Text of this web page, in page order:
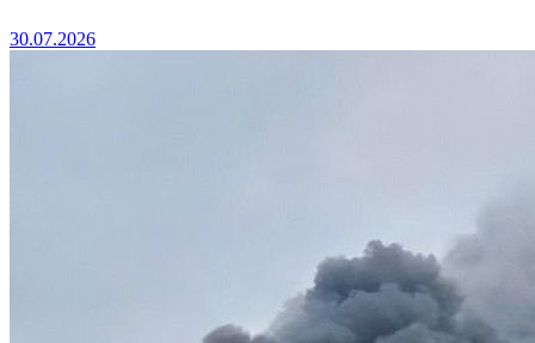
30.07.2026